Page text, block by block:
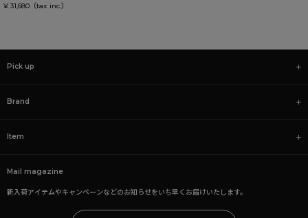
¥ 31,680 （tax inc.）
Pick up
Brand
Item
Mail magazine
新入荷アイテムやキャンペーンなどのお知らせをいち早くお届けいたします。